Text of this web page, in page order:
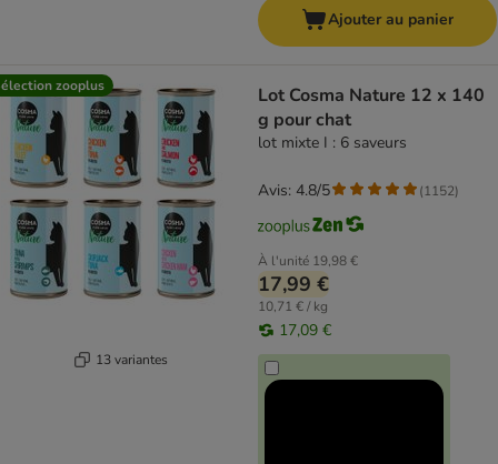
Ajouter au panier
zooplus
13 variantes
Lot Cosma Nature 12 x 140
g pour chat
lot mixte I : 6 saveurs
À l'unité 19,98 €
17,99 €
10,71 € / kg
17,09 €
Avis: 4.8/5 (1152)